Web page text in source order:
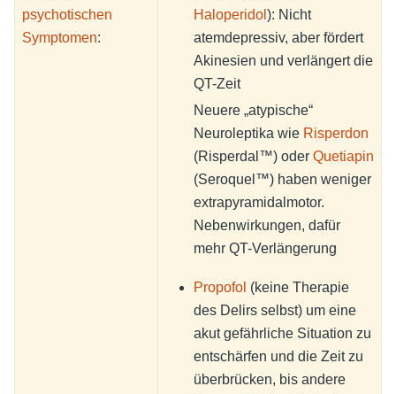
psychotischen
Symptomen:
Haloperidol ): Nicht
atemdepressiv, aber fördert
Akinesien und verlängert die
QT-Zeit
Neuere „atypische“
Neuroleptika wie Risperdon
(Risperdal™) oder Quetiapin
(Seroquel™) haben weniger
extrapyramidalmotor.
Nebenwirkungen, dafür
mehr QT-Verlängerung
Propofol (keine Therapie
des Delirs selbst) um eine
akut gefährliche Situation zu
entschärfen und die Zeit zu
überbrücken, bis andere